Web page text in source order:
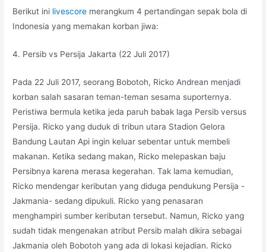
Berikut ini livescore merangkum 4 pertandingan sepak bola di
Indonesia yang memakan korban jiwa:
4. Persib vs Persija Jakarta (22 Juli 2017)
Pada 22 Juli 2017, seorang Bobotoh, Ricko Andrean menjadi
korban salah sasaran teman-teman sesama suporternya.
Peristiwa bermula ketika jeda paruh babak laga Persib versus
Persija. Ricko yang duduk di tribun utara Stadion Gelora
Bandung Lautan Api ingin keluar sebentar untuk membeli
makanan. Ketika sedang makan, Ricko melepaskan baju
Persibnya karena merasa kegerahan. Tak lama kemudian,
Ricko mendengar keributan yang diduga pendukung Persija -
Jakmania- sedang dipukuli. Ricko yang penasaran
menghampiri sumber keributan tersebut. Namun, Ricko yang
sudah tidak mengenakan atribut Persib malah dikira sebagai
Jakmania oleh Bobotoh yang ada di lokasi kejadian. Ricko